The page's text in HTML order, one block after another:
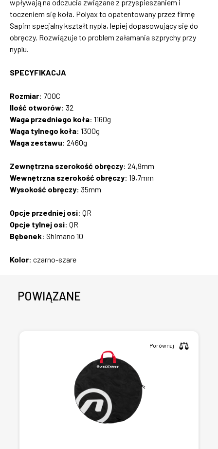
wpływają na odczucia związane z przyspieszaniem i
toczeniem się koła. Polyax to opatentowany przez firmę
Sapim specjalny kształt nypla, lepiej dopasowujący się do
obręczy. Rozwiązuje to problem załamania szprychy przy
nyplu.
SPECYFIKACJA
Rozmiar: 700C
Ilość otworów: 32
Waga przedniego koła: 1160g
Waga tylnego koła: 1300g
Waga zestawu: 2460g
Zewnętrzna szerokość obręczy: 24,9mm
Wewnętrzna szerokość obręczy: 19,7mm
Wysokość obręczy: 35mm
Opcje przedniej osi: QR
Opcje tylnej osi: QR
Bębenek: Shimano 10
Kolor: czarno-szare
POWIĄZANE
Porównaj